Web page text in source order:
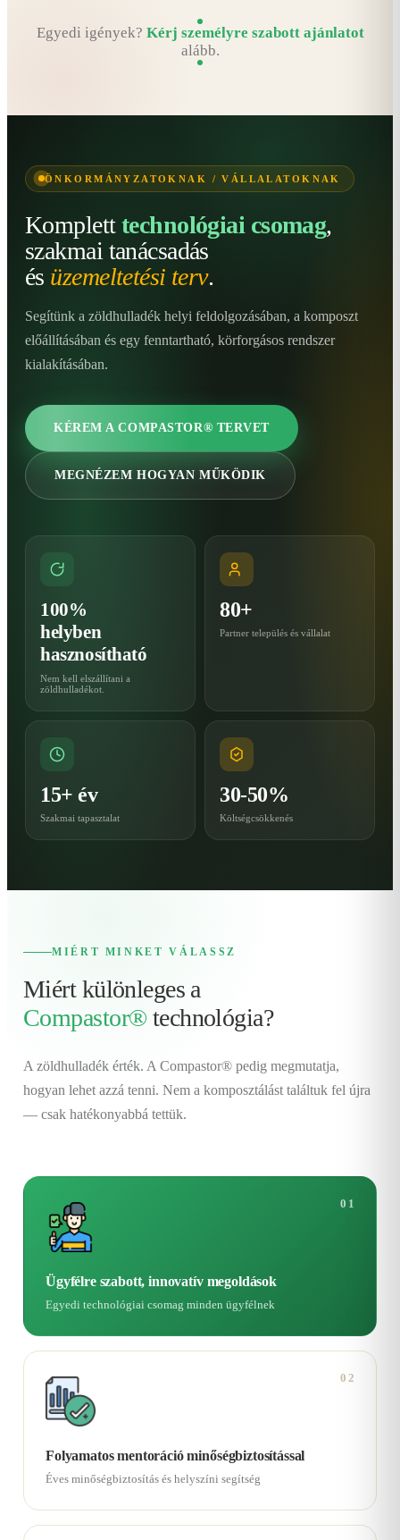
Egyedi igények? Kérj személyre szabott ajánlatot
alább.
ÖNKORMÁNYZATOKNAK / VÁLLALATOKNAK
Kompletttechnológiai csomag,
szakmai tanácsadás
és üzemeltetési terv.
Segítünk a zöldhulladék helyi feldolgozásában, a komposzt
előállításában és egy fenntartható, körforgásos rendszer
kialakításában.
KÉREM A COMPASTOR® TERVET
MEGNÉZEM HOGYAN MŰKÖDIK
100%
helyben
hasznosítható
Nem kell elszállítani a
zöldhulladékot.
80+
Partner település és vállalat
15+ év
Szakmai tapasztalat
30-50%
Költségcsökkenés
MIÉRT MINKET VÁLASSZ
Miért különleges a
Compastor® technológia?
A zöldhulladék érték. A Compastor® pedig megmutatja,
hogyan lehet azzá tenni. Nem a komposztálást találtuk fel újra
— csak hatékonyabbá tettük.
01
Ügyfélre szabott, innovatív megoldások
Egyedi technológiai csomag minden ügyfélnek
02
Folyamatos mentoráció minőségbiztosítással
Éves minőségbiztosítás és helyszíni segítség